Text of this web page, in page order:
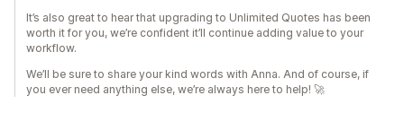
It’s also great to hear that upgrading to Unlimited Quotes has been
worth it for you, we’re confident it’ll continue adding value to your
workflow.
We’ll be sure to share your kind words with Anna. And of course, if
you ever need anything else, we’re always here to help! 🚀